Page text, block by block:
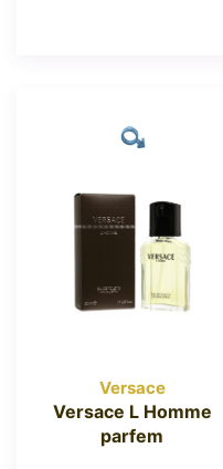
Versace
Versace L Homme
parfem